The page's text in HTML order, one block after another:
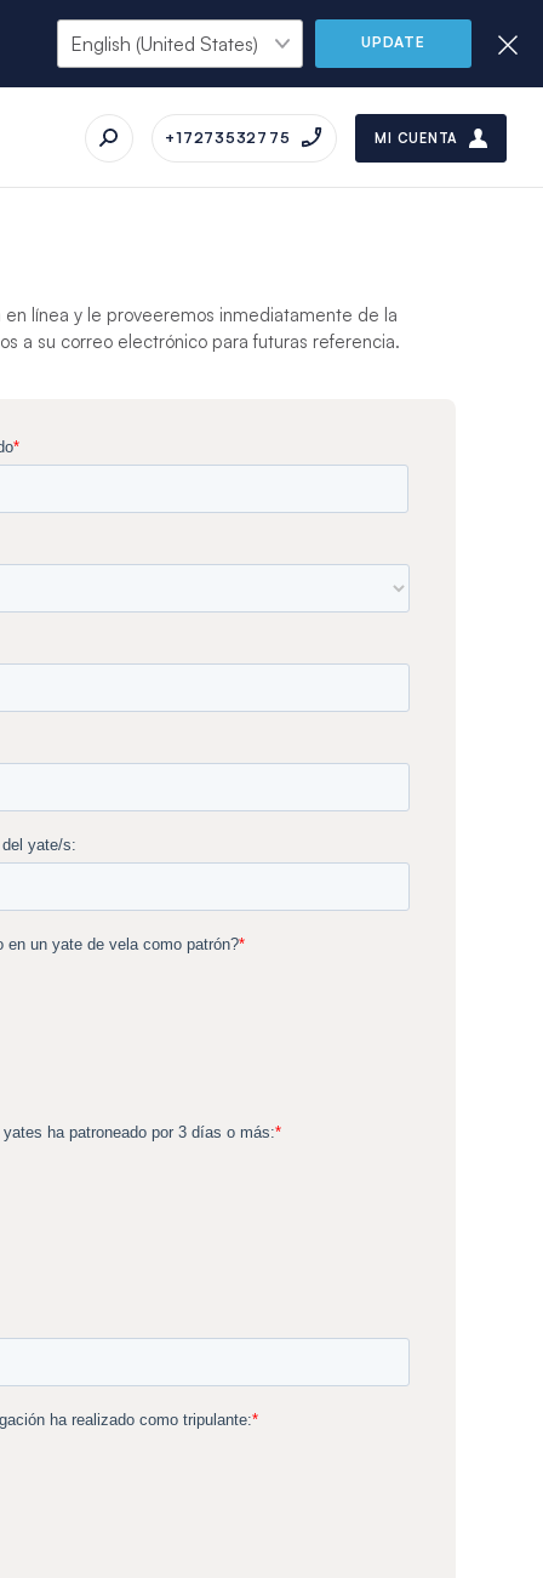
UPDATE
+17273532775 MI CUENTA
línea y le proveeremos inmediatamente de la
a su correo electrónico para futuras referencia.